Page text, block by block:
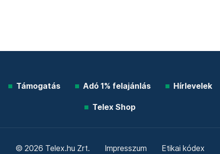
Támogatás Adó 1% felajánlás Hírlevelek
Telex Shop
© 2026 Telex.hu Zrt. Impresszum Etikai kódex